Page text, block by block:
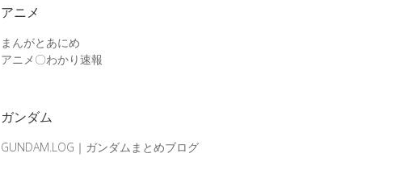
アニメ
まんがとあにめ
アニメ〇わかり速報
ガンダム
GUNDAM.LOG｜ガンダムまとめブログ